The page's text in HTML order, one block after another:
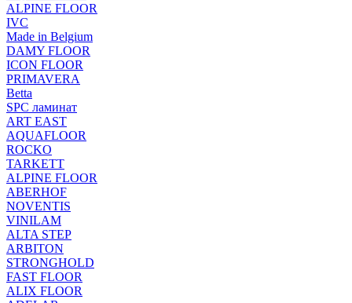
ALPINE FLOOR
IVC
Made in Belgium
DAMY FLOOR
ICON FLOOR
PRIMAVERA
Betta
SPC ламинат
ART EAST
AQUAFLOOR
ROCKO
TARKETT
ALPINE FLOOR
ABERHOF
NOVENTIS
VINILAM
ALTA STEP
ARBITON
STRONGHOLD
FAST FLOOR
ALIX FLOOR